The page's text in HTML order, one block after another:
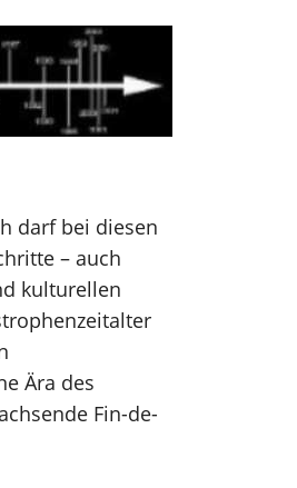
darf bei diesen
– auch
kulturellen
Ära des
Fin-de-